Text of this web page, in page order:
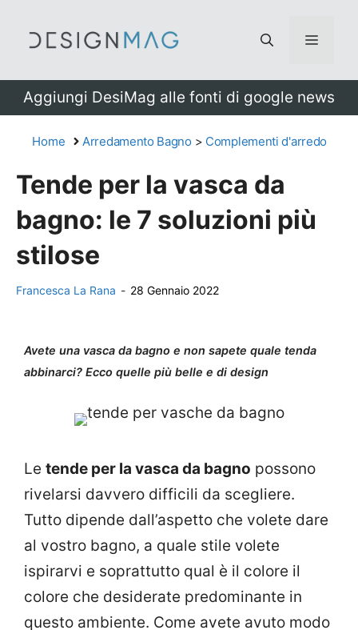
Menu
Aggiungi DesiMag alle fonti di google news
Home Arredamento Bagno > Complementi d'arredo
Tende per la vasca da
bagno: le 7 soluzioni più
stilose
Francesca La Rana - 28 Gennaio 2022
Avete una vasca da bagno e non sapete quale tenda
abbinarci? Ecco quelle più belle e di design
Le tende per la vasca da bagno possono
rivelarsi davvero difficili da scegliere.
Tutto dipende dall’aspetto che volete dare
al vostro bagno, a quale stile volete
ispirarvi e soprattutto qual è il colore il
colore che desiderate predominante in
questo ambiente. Come avete avuto modo